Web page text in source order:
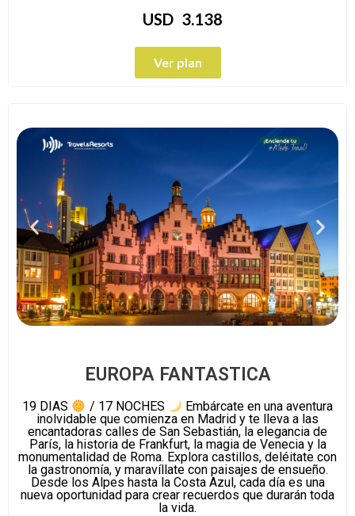
USD 3.138
Ver plan
EUROPA FANTASTICA
19 DIAS / 17 NOCHES
Embárcate en una aventura
inolvidable que comienza en Madrid y te lleva a las
encantadoras calles de San Sebastián, la elegancia de
París, la historia de Frankfurt, la magia de Venecia y la
monumentalidad de Roma. Explora castillos, deléitate con
la gastronomía, y maravíllate con paisajes de ensueño.
Desde los Alpes hasta la Costa Azul, cada día es una
nueva oportunidad para crear recuerdos que durarán toda
la vida.